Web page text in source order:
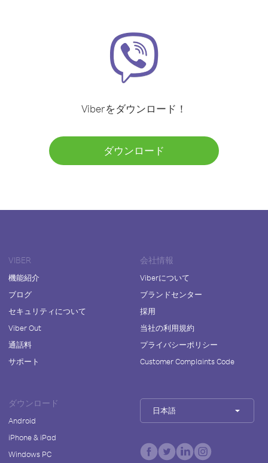
Viberをダウンロード！
ダウンロード
VIBER
機能紹介
ブログ
セキュリティについて
Viber Out
通話料
サポート
会社情報
Viberについて
ブランドセンター
採用
当社の利用規約
プライバシーポリシー
Customer Complaints Code
ダウンロード
Android
iPhone & iPad
Windows PC
日本語